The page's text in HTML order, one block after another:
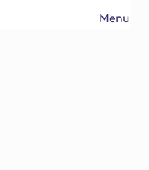
Menu